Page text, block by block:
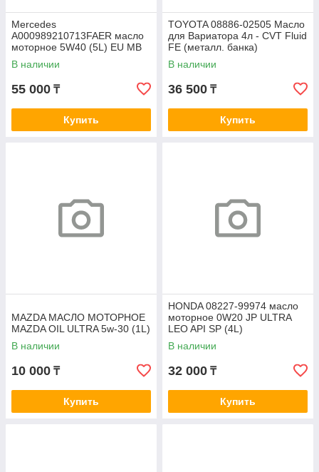
Mercedes
A000989210713FAER масло
моторное 5W40 (5L) EU MB
229.5
В наличии
55 000 ₸
Купить
TOYOTA 08886-02505 Масло
для Вариатора 4л - CVT Fluid
FE (металл. банка)
В наличии
36 500 ₸
Купить
MAZDA МАСЛО МОТОРНОЕ
MAZDA OIL ULTRA 5w-30 (1L)
В наличии
10 000 ₸
Купить
HONDA 08227-99974 масло
моторное 0W20 JP ULTRA
LEO API SP (4L)
В наличии
32 000 ₸
Купить